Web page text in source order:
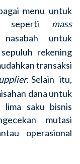
menu untuk
seperti mass
untuk
rekening
transaksi
. Selain itu,
dana untuk
lima saku bisnis
mutasi
operasional